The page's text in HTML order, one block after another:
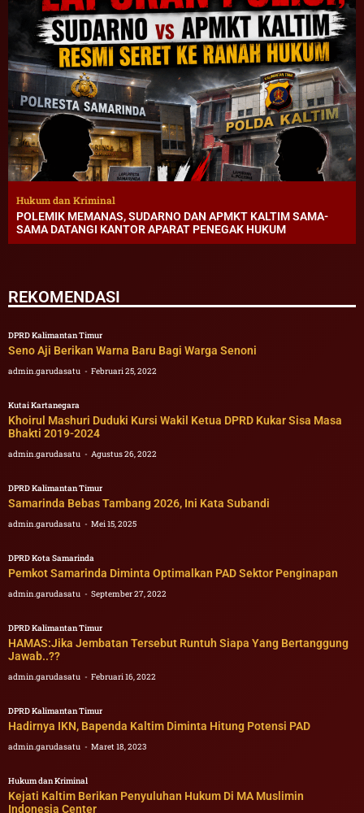
Hukum dan Kriminal
POLEMIK MEMANAS, SUDARNO DAN APMKT KALTIM SAMA-
SAMA DATANGI KANTOR APARAT PENEGAK HUKUM
REKOMENDASI
DPRD Kalimantan Timur
Seno Aji Berikan Warna Baru Bagi Warga Senoni
admin.garudasatu Februari 25, 2022
Kutai Kartanegara
Khoirul Mashuri Duduki Kursi Wakil Ketua DPRD Kukar Sisa Masa
Bhakti 2019-2024
admin.garudasatu Agustus 26, 2022
DPRD Kalimantan Timur
Samarinda Bebas Tambang 2026, Ini Kata Subandi
admin.garudasatu Mei 15, 2025
DPRD Kota Samarinda
Pemkot Samarinda Diminta Optimalkan PAD Sektor Penginapan
admin.garudasatu September 27, 2022
DPRD Kalimantan Timur
HAMAS:Jika Jembatan Tersebut Runtuh Siapa Yang Bertanggung
Jawab..??
admin.garudasatu Februari 16, 2022
DPRD Kalimantan Timur
Hadirnya IKN, Bapenda Kaltim Diminta Hitung Potensi PAD
admin.garudasatu Maret 18, 2023
Hukum dan Kriminal
Kejati Kaltim Berikan Penyuluhan Hukum Di MA Muslimin
Indonesia Center